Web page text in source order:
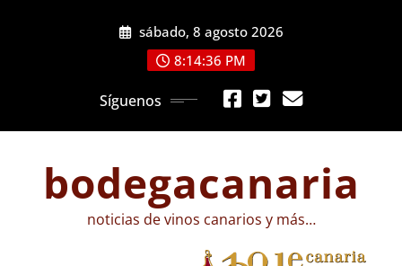
sábado, 8 agosto 2026
8:14:37 PM
Síguenos
bodegacanaria
noticias de vinos canarios y más…